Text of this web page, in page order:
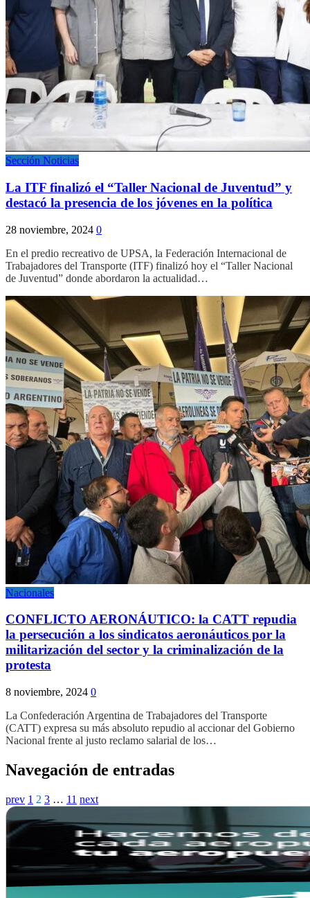
Sección Noticias
La ITF finalizó el “Taller Nacional de Juventud” y
destacó la presencia de los jóvenes en la política
28 noviembre, 2024 0
En el predio recreativo de UPSA, la Federación Internacional de
Trabajadores del Transporte (ITF) finalizó hoy el “Taller Nacional
de Juventud” donde abordaron la actualidad…
Nacionales
CONFLICTO AERONÁUTICO: la CATT repudia
la persecución a los sindicatos aeronáuticos por la
militarización del sector y la criminalización de la
protesta
8 noviembre, 2024 0
La Confederación Argentina de Trabajadores del Transporte
(CATT) expresa su más absoluto repudio al accionar del Gobierno
Nacional frente al justo reclamo salarial de los…
Navegación de entradas
prev 1 2 3 … 11 next